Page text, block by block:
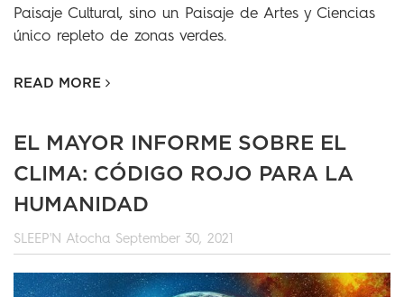
Paisaje Cultural, sino un Paisaje de Artes y Ciencias
único repleto de zonas verdes.
READ MORE
EL MAYOR INFORME SOBRE EL
CLIMA: CÓDIGO ROJO PARA LA
HUMANIDAD
SLEEP'N Atocha September 30, 2021